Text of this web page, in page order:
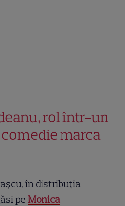
rol într-un
marca
în distribuția
peMonica